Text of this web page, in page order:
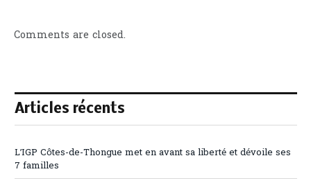
Comments are closed.
Articles récents
L’IGP Côtes-de-Thongue met en avant sa liberté et dévoile ses
7 familles